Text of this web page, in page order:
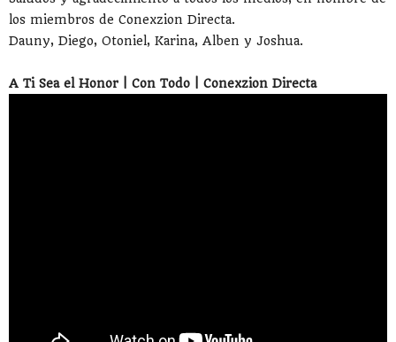
los miembros de Conexzion Directa.
Dauny, Diego, Otoniel, Karina, Alben y Joshua.
A Ti Sea el Honor | Con Todo | Conexzion Directa